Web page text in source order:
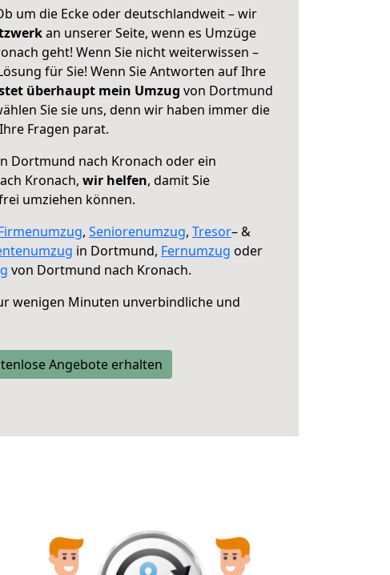
um die Ecke oder deutschlandweit – wir
an unserer Seite, wenn es Umzüge
geht! Wenn Sie nicht weiterwissen –
für Sie! Wenn Sie Antworten auf Ihre
überhaupt mein Umzug von Dortmund
Sie sie uns, denn wir haben immer die
Fragen parat.
Dortmund nach Kronach oder ein
Kronach, wir helfen, damit Sie
umziehen können.
, Seniorenumzug, Tresor– &
in Dortmund, Fernumzug oder
von Dortmund nach Kronach.
wenigen Minuten unverbindliche und
Angebote erhalten